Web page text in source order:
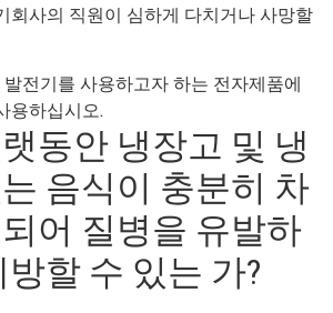
회사의 직원이 심하게 다치거나 사망할
전기를 사용하고자 하는 전자제품에
용하십시오.
동안 냉장고 및 냉
음식이 충분히 차
어 질병을 유발하
할 수 있는 가?